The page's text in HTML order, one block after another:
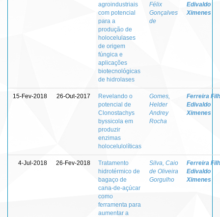
agroindustriais
com potencial
para a
produção de
holocelulases
de origem
fúngica e
aplicações
biotecnológicas
de hidrolases
Félix
Gonçalves
de
Edivaldo
Ximenes
15-Fev-2018 26-Out-2017
Revelando o
potencial de
Clonostachys
byssicola em
produzir
enzimas
holocelulolíticas
Gomes,
Helder
Andrey
Rocha
Ferreira
Edivaldo
Ximenes
4-Jul-2018 26-Fev-2018
Tratamento
hidrotérmico de
bagaço de
cana-de-açúcar
como
ferramenta para
aumentar a
Silva, Caio
de Oliveira
Gorgulho
Ferreira
Edivaldo
Ximenes